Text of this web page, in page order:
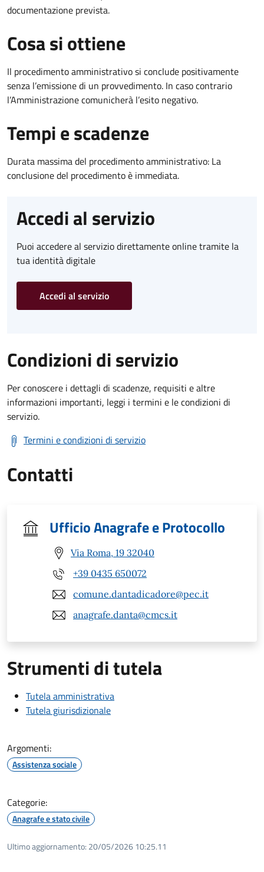
documentazione prevista.
Cosa si ottiene
Il procedimento amministrativo si conclude positivamente
senza l’emissione di un provvedimento. In caso contrario
l’Amministrazione comunicherà l’esito negativo.
Tempi e scadenze
Durata massima del procedimento amministrativo: La
conclusione del procedimento è immediata.
Accedi al servizio
Puoi accedere al servizio direttamente online tramite la
tua identità digitale
Accedi al servizio
Condizioni di servizio
Per conoscere i dettagli di scadenze, requisiti e altre
informazioni importanti, leggi i termini e le condizioni di
servizio.
Termini e condizioni di servizio
Contatti
Ufficio Anagrafe e Protocollo
Via Roma, 19 32040
+39 0435 650072
comune.dantadicadore@pec.it
anagrafe.danta@cmcs.it
Strumenti di tutela
Tutela amministrativa
Tutela giurisdizionale
Argomenti:
Assistenza sociale
Categorie:
Anagrafe e stato civile
Ultimo aggiornamento: 20/05/2026 10:25.11